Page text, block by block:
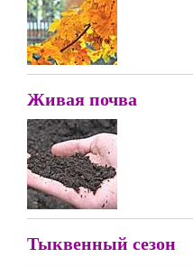
Живая почва
Тыквенный сезон